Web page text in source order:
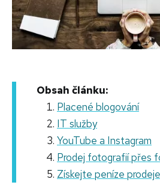
Obsah článku:
Placené blogování
IT služby
YouTube a Instagram
Prodej fotografií přes
Získejte peníze